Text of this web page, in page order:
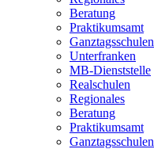
Beratung
Praktikumsamt
Ganztagsschulen
Unterfranken
MB-Dienststelle
Realschulen
Regionales
Beratung
Praktikumsamt
Ganztagsschulen